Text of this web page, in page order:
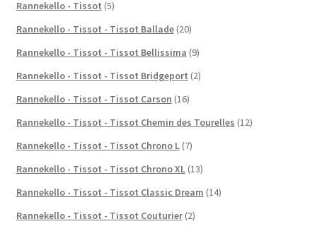
Rannekello - Tissot (5)
Rannekello - Tissot - Tissot Ballade (20)
Rannekello - Tissot - Tissot Bellissima (9)
Rannekello - Tissot - Tissot Bridgeport (2)
Rannekello - Tissot - Tissot Carson (16)
Rannekello - Tissot - Tissot Chemin des Tourelles (12)
Rannekello - Tissot - Tissot Chrono L (7)
Rannekello - Tissot - Tissot Chrono XL (13)
Rannekello - Tissot - Tissot Classic Dream (14)
Rannekello - Tissot - Tissot Couturier (2)